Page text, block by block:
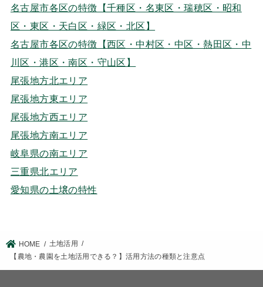
名古屋市各区の特徴【千種区・名東区・瑞穂区・昭和
区・東区・天白区・緑区・北区】
名古屋市各区の特徴【西区・中村区・中区・熱田区・中
川区・港区・南区・守山区】
尾張地方北エリア
尾張地方東エリア
尾張地方西エリア
尾張地方南エリア
岐阜県の南エリア
三重県北エリア
愛知県の土壌の特性
HOME
土地活用
【農地・農園を土地活用できる？】活用方法の種類と注意点